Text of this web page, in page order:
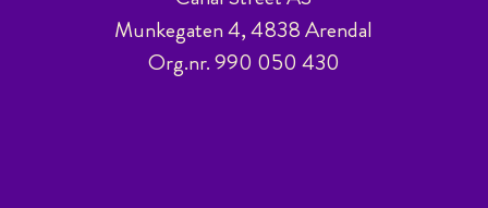
Munkegaten 4, 4838 Arendal
Org.nr. 990 050 430